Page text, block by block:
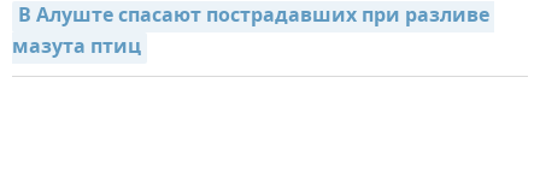
В Алуште спасают пострадавших при разливе
мазута птиц